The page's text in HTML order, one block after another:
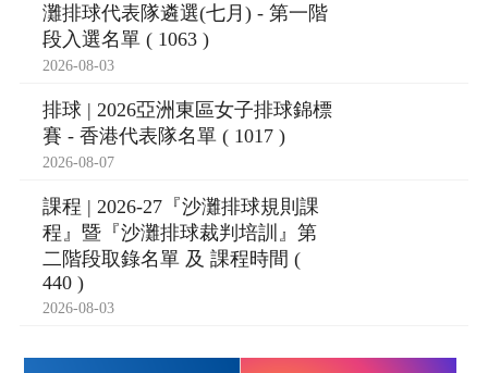
灘排球代表隊遴選(七月) - 第一階
段入選名單 ( 1063 )
2026-08-03
排球 | 2026亞洲東區女子排球錦標
賽 - 香港代表隊名單 ( 1017 )
2026-08-07
課程 | 2026-27『沙灘排球規則課
程』暨『沙灘排球裁判培訓』第
二階段取錄名單 及 課程時間 (
440 )
2026-08-03